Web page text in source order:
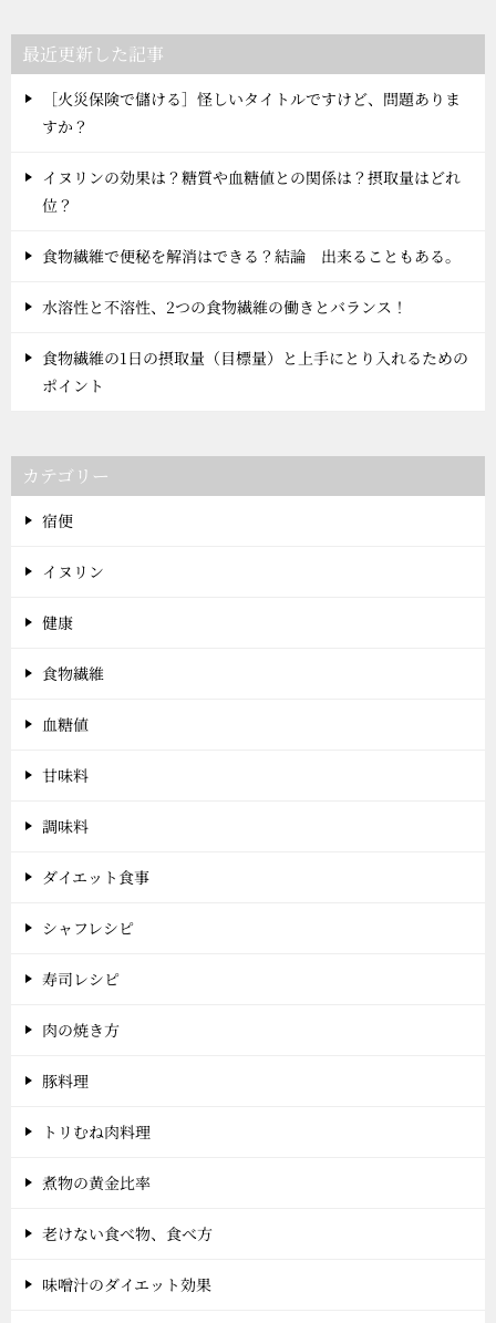
最近更新した記事
［火災保険で儲ける］怪しいタイトルですけど、問題ありま
すか？
イヌリンの効果は？糖質や血糖値との関係は？摂取量はどれ
位？
食物繊維で便秘を解消はできる？結論 出来ることもある。
水溶性と不溶性、2つの食物繊維の働きとバランス！
食物繊維の1日の摂取量（目標量）と上手にとり入れるための
ポイント
カテゴリー
宿便
イヌリン
健康
食物繊維
血糖値
甘味料
調味料
ダイエット食事
シャフレシピ
寿司レシピ
肉の焼き方
豚料理
トリむね肉料理
煮物の黄金比率
老けない食べ物、食べ方
味噌汁のダイエット効果